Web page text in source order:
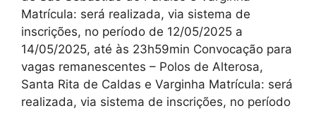
Matrícula: será realizada, via sistema de
inscrições, no período de 12/05/2025 a
14/05/2025, até às 23h59min Convocação para
vagas remanescentes – Polos de Alterosa,
Santa Rita de Caldas e Varginha Matrícula: será
realizada, via sistema de inscrições, no período